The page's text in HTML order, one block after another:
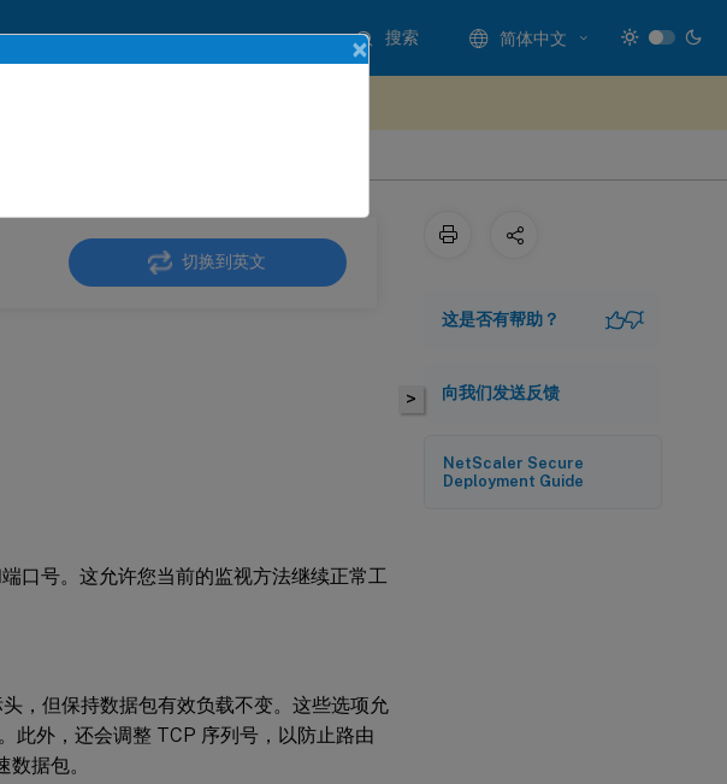
搜索 简体中文
切换到英文
口号。这允许您当前的监视方法继续正常工
，但保持数据包有效负载不变。这些选项允
此外，还会调整 TCP 序列号，以防止路由
据包。
>
这是否有帮助？
向我们发送反馈
NetScaler Secure
Deployment Guide
×